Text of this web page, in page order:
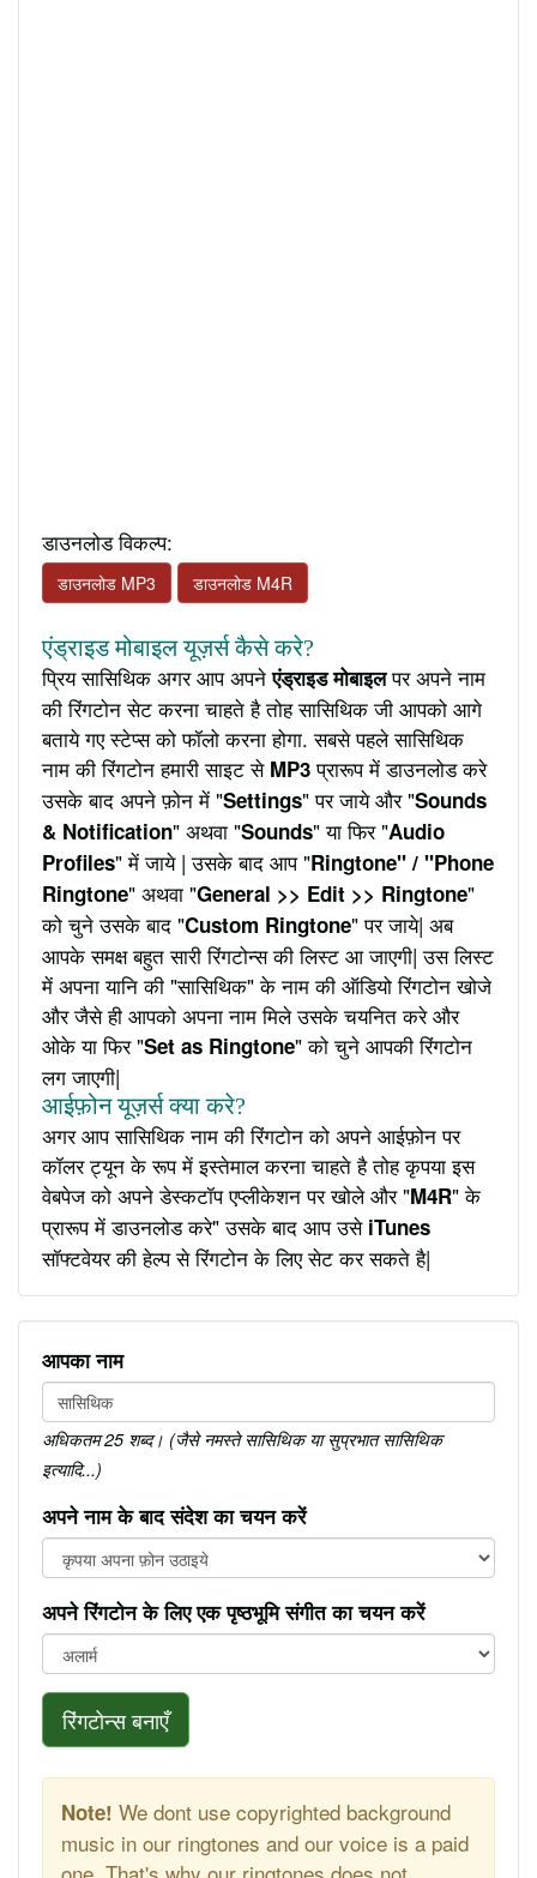
डाउनलोड विकल्प:
डाउनलोड MP3 डाउनलोड M4R
एंड्राइड मोबाइल यूज़र्स कैसे करे?
प्रिय सासिथिक अगर आप अपनेएंड्राइड मोबाइलपर अपने नाम
की रिंगटोन सेट करना चाहते है तोह सासिथिक जी आपको आगे
बताये गए स्टेप्स को फॉलो करना होगा. सबसे पहले सासिथिक
नाम की रिंगटोन हमारी साइट से MP3प्रारूप में डाउनलोड करे
उसके बाद अपने फ़ोन में "Settings" पर जाये और "Sounds
& Notification" अथवा "Sounds" या फिर "Audio
Profiles" में जाये | उसके बाद आप "Ringtone" / "Phone
Ringtone" अथवा "General >> Edit >> Ringtone"
को चुने उसके बाद "Custom Ringtone" पर जाये| अब
आपके समक्ष बहुत सारी रिंगटोन्स की लिस्ट आ जाएगी| उस लिस्ट
में अपना यानि की "सासिथिक" के नाम की ऑडियो रिंगटोन खोजे
और जैसे ही आपको अपना नाम मिले उसके चयनित करे और
ओके या फिर "Set as Ringtone" को चुने आपकी रिंगटोन
लग जाएगी|
आईफ़ोन यूज़र्स क्या करे?
अगर आप सासिथिक नाम की रिंगटोन को अपने आईफ़ोन पर
कॉलर ट्यून के रूप में इस्तेमाल करना चाहते है तोह कृपया इस
वेबपेज को अपने डेस्कटॉप एप्लीकेशन पर खोले और "M4R" के
प्रारूप में डाउनलोड करे" उसके बाद आप उसे iTunes
सॉफ्टवेयर की हेल्प से रिंगटोन के लिए सेट कर सकते है|
आपका नाम
अधिकतम 25 शब्द। (जैसे नमस्ते सासिथिक या सुप्रभात सासिथिक
इत्यादि...)
अपने नाम के बाद संदेश का चयन करें
अपने रिंगटोन के लिए एक पृष्ठभूमि संगीत का चयन करें
रिंगटोन्स बनाएँ
Note! We dont use copyrighted background
music in our ringtones and our voice is a paid
one. That's why our ringtones does not